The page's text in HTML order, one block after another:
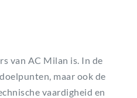
van AC Milan is. In de
maar ook de
vaardigheid en